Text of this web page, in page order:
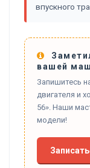
впускного
вашей
Запишитесь
двигателя и
56». Наши
модели!